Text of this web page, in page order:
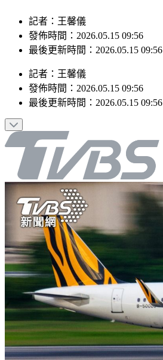
記者：王馨儀
發佈時間：2026.05.15 09:56
最後更新時間：2026.05.15 09:56
記者 ： 王馨儀
發佈時間： 2026.05.15 09:56
最後更新時間： 2026.05.15 09:56